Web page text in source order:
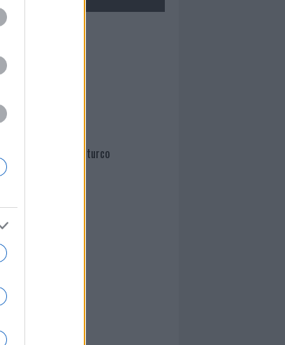
Martina Agostina Diturco
I nostri cari
I nostri cari